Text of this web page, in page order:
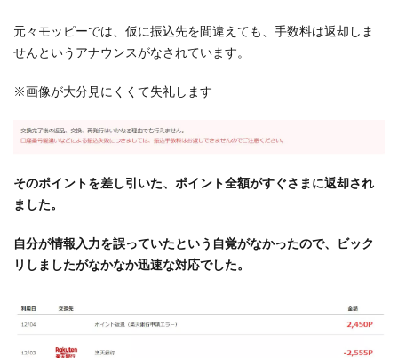
元々モッピーでは、仮に振込先を間違えても、手数料は返却しま
せんというアナウンスがなされています。
※画像が大分見にくくて失礼します
そのポイントを差し引いた、ポイント全額がすぐさまに返却され
ました。
自分が情報入力を誤っていたという自覚がなかったので、ビック
リしましたがなかなか迅速な対応でした。